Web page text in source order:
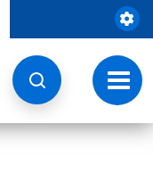
토
글
내
비